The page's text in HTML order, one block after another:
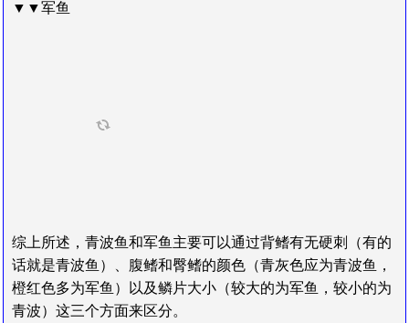
▼▼军鱼
综上所述，青波鱼和军鱼主要可以通过背鳍有无硬刺（有的
话就是青波鱼）、腹鳍和臀鳍的颜色（青灰色应为青波鱼，
橙红色多为军鱼）以及鳞片大小（较大的为军鱼，较小的为
青波）这三个方面来区分。